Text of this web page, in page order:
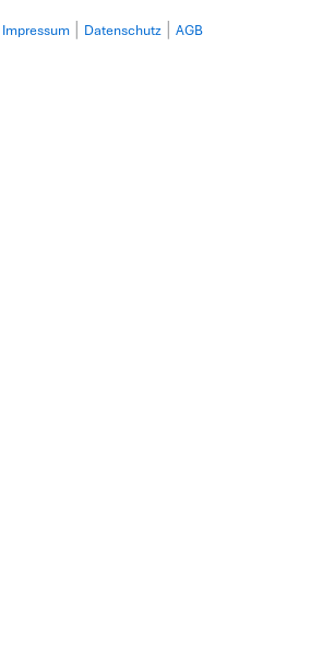
Impressum│ Datenschutz│ AGB